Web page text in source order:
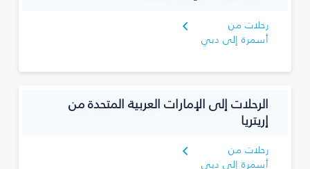
رحلات من
أسمرة إلى دبي
الرحلات إلى الإمارات العربية المتحدة من
إريتريا
رحلات من
أسمرة إلى دبي